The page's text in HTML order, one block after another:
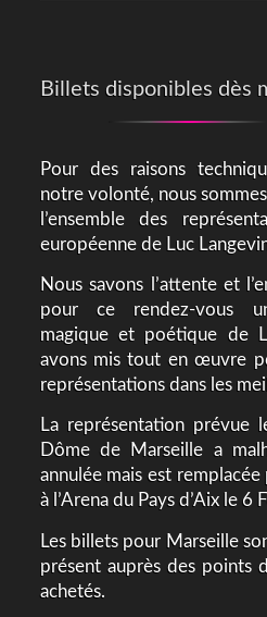
Billets disponibles dès
Pour des raisons
notre volonté, nous
l’ensemble des
européenne de Luc
Nous savons l’attente et
pour ce rendez-vous
magique et poétique de
avons mis tout en œuvre
représentations dans les
La représentation prévue
Dôme de Marseille a
annulée mais est
à l’Arena du Pays d’Aix le 6
Les billets pour Marseille
présent auprès des points
achetés.